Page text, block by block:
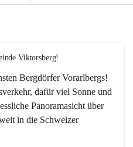
Viktorsberg!
Bergdörfer Vorarlbergs!
dafür viel Sonne und
Panoramasicht über
in die Schweizer